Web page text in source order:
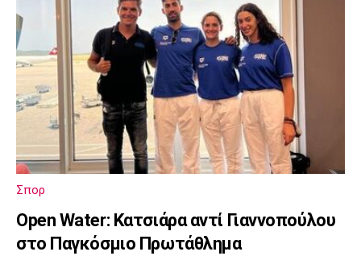
Σπορ
Open Water: Κατσιάρα αντί Γιαννοπούλου
στο Παγκόσμιο Πρωτάθλημα